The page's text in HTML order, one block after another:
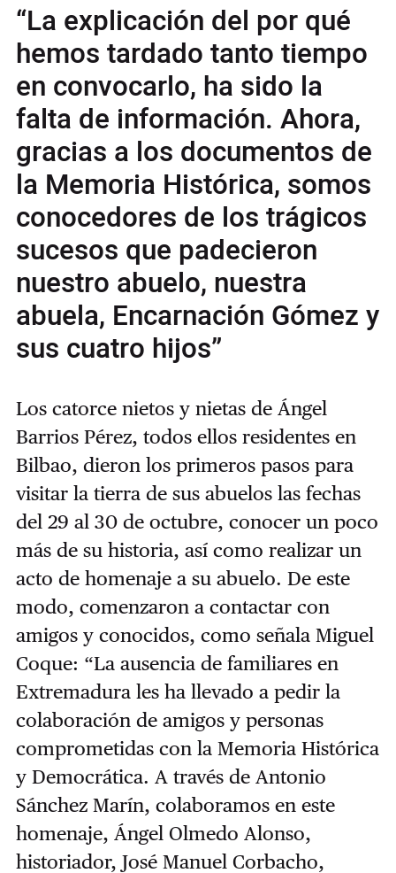
“La explicación del por qué
hemos tardado tanto tiempo
en convocarlo, ha sido la
falta de información. Ahora,
gracias a los documentos de
la Memoria Histórica, somos
conocedores de los trágicos
sucesos que padecieron
nuestro abuelo, nuestra
abuela, Encarnación Gómez y
sus cuatro hijos”
Los catorce nietos y nietas de Ángel
Barrios Pérez, todos ellos residentes en
Bilbao, dieron los primeros pasos para
visitar la tierra de sus abuelos las fechas
del 29 al 30 de octubre, conocer un poco
más de su historia, así como realizar un
acto de homenaje a su abuelo. De este
modo, comenzaron a contactar con
amigos y conocidos, como señala Miguel
Coque: “La ausencia de familiares en
Extremadura les ha llevado a pedir la
colaboración de amigos y personas
comprometidas con la Memoria Histórica
y Democrática. A través de Antonio
Sánchez Marín, colaboramos en este
homenaje, Ángel Olmedo Alonso,
historiador, José Manuel Corbacho,